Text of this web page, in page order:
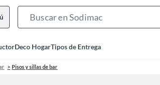
Deco HogarTipos de Entrega
Pisos y sillas de bar